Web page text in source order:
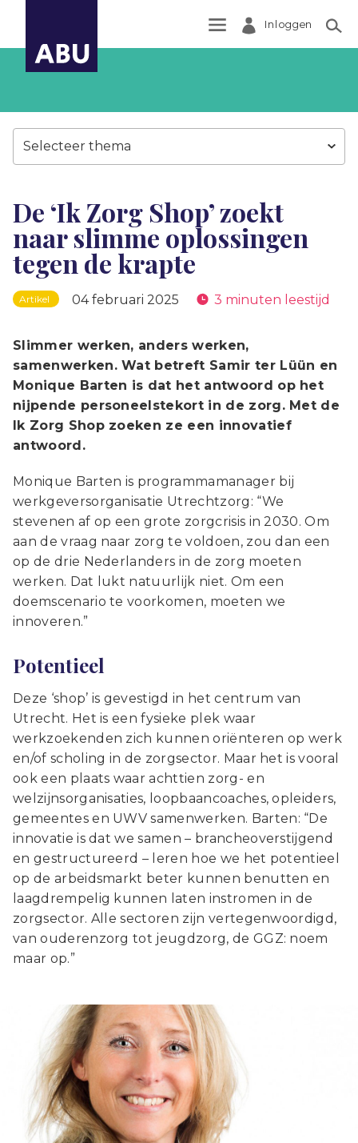
Inloggen
Selecteer thema
De ‘Ik Zorg Shop’ zoekt
naar slimme oplossingen
tegen de krapte
Artikel 04 februari 2025 3 minuten leestijd
Slimmer werken, anders werken,
samenwerken. Wat betreft Samir ter Lüün en
Monique Barten is dat het antwoord op het
nijpende personeelstekort in de zorg. Met de
Ik Zorg Shop zoeken ze een innovatief
antwoord.
Monique Barten is programmamanager bij
werkgeversorganisatie Utrechtzorg: “We
stevenen af op een grote zorgcrisis in 2030. Om
aan de vraag naar zorg te voldoen, zou dan een
op de drie Nederlanders in de zorg moeten
werken. Dat lukt natuurlijk niet. Om een
doemscenario te voorkomen, moeten we
innoveren.”
Potentieel
Deze ‘shop’ is gevestigd in het centrum van
Utrecht. Het is een fysieke plek waar
werkzoekenden zich kunnen oriënteren op werk
en/of scholing in de zorgsector. Maar het is vooral
ook een plaats waar achttien zorg- en
welzijnsorganisaties, loopbaancoaches, opleiders,
gemeentes en UWV samenwerken. Barten: “De
innovatie is dat we samen – brancheoverstijgend
en gestructureerd – leren hoe we het potentieel
op de arbeidsmarkt beter kunnen benutten en
laagdrempelig kunnen laten instromen in de
zorgsector. Alle sectoren zijn vertegenwoordigd,
van ouderenzorg tot jeugdzorg, de GGZ: noem
maar op.”